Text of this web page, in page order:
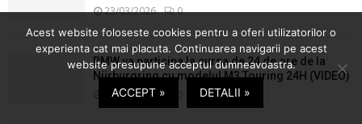
23/03/2026 0
BMW va participa la cursa de 24 de ore de la
Nürburgring cu modelul M3 Touring 24H (VIDEO)
17/03/2026
Acest website foloseste cookies pentru a oferi utilizatorilor o
experienta cat mai placuta. Continuarea navigarii pe acest
website presupune acceptul dumneavoastra.
ACCEPT » DETALII »